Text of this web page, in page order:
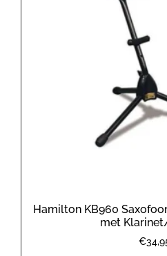
Hamilton KB960
met
€